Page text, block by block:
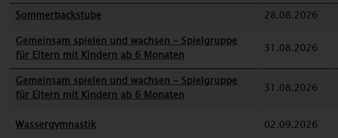
Sommerbackstube 28.08.2026
Gemeinsam spielen und wachsen - Spielgruppe
für Eltern mit Kindern ab 6 Monaten
31.08.2026
Gemeinsam spielen und wachsen - Spielgruppe
für Eltern mit Kindern ab 6 Monaten
31.08.2026
Wassergymnastik 02.09.2026